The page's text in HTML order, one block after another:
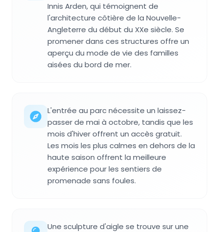
Innis Arden, qui témoignent de
l'architecture côtière de la Nouvelle-
Angleterre du début du XXe siècle. Se
promener dans ces structures offre un
aperçu du mode de vie des familles
aisées du bord de mer.
L'entrée au parc nécessite un laissez-
passer de mai à octobre, tandis que les
mois d'hiver offrent un accès gratuit.
Les mois les plus calmes en dehors de la
haute saison offrent la meilleure
expérience pour les sentiers de
promenade sans foules.
Une sculpture d'aigle se trouve sur une